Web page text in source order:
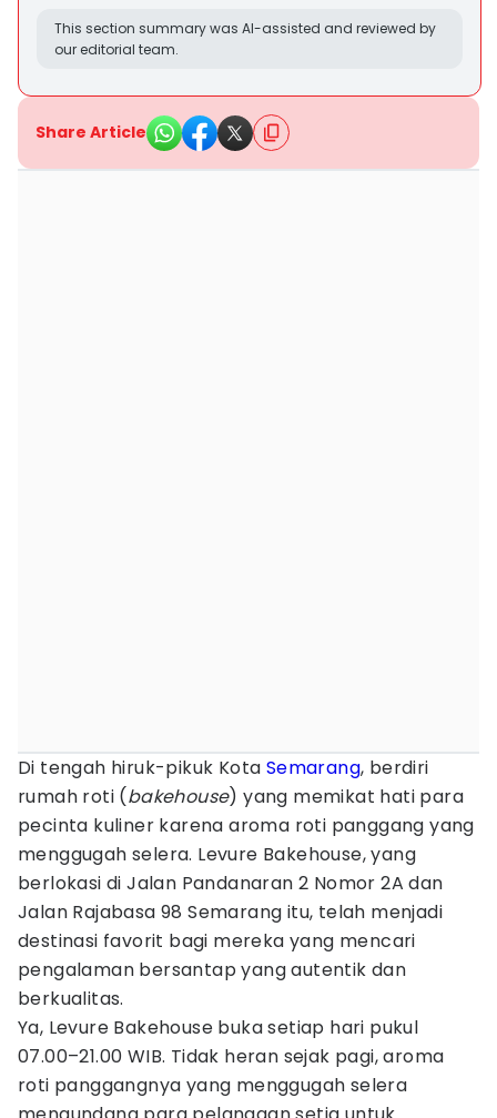
This section summary was AI-assisted and reviewed by
our editorial team.
Share Article
Di tengah hiruk-pikuk Kota Semarang, berdiri
rumah roti (bakehouse) yang memikat hati para
pecinta kuliner karena aroma roti panggang yang
menggugah selera. Levure Bakehouse, yang
berlokasi di Jalan Pandanaran 2 Nomor 2A dan
Jalan Rajabasa 98 Semarang itu, telah menjadi
destinasi favorit bagi mereka yang mencari
pengalaman bersantap yang autentik dan
berkualitas.
Ya, Levure Bakehouse buka setiap hari pukul
07.00–21.00 WIB. Tidak heran sejak pagi, aroma
roti panggangnya yang menggugah selera